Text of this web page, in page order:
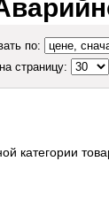
по:
страницу:
категории